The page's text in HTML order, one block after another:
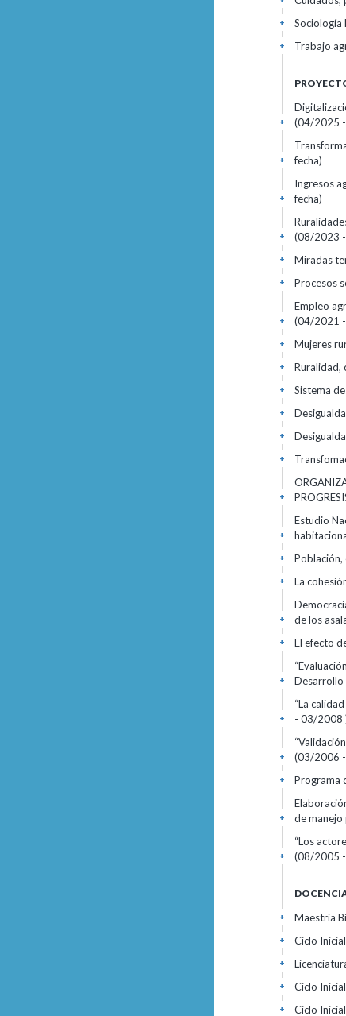
Sociología
+
Trabajo
+
(04/2025 -
+
fecha)
+
Ingresos
fecha)
+
(08/2023
+
Miradas
+
Procesos
+
Empleo
(04/2021
+
Mujeres
+
Ruralidad,
+
Sistema
+
+
+
+
+
Estudio
+
+
La
+
de los
+
El efecto
+
Desarrollo
+
“La
- 03/2008
+
(03/2006
+
Programa
+
de
+
“Los
(08/2005
+
Maestría
+
Ciclo
+
+
Ciclo
+
Ciclo
+